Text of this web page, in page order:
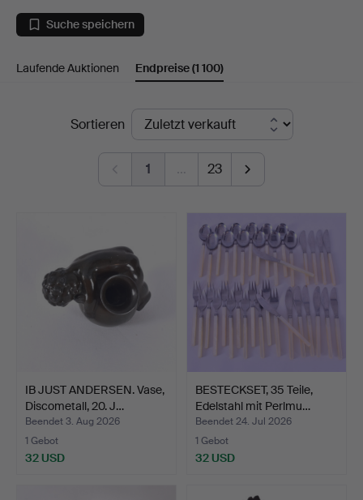
bei
Halmstads
Suche speichern
Laufende Auktionen Endpreise(1 100)
EndpreiseSortieren
1 … 23
IB JUST ANDERSEN. Vase,
Discometall, 20. J…
Beendet 3. Aug 2026
1 Gebot
32 USD
BESTECKSET, 35 Teile,
Edelstahl mit Perlmu…
Beendet 24. Jul 2026
1 Gebot
32 USD